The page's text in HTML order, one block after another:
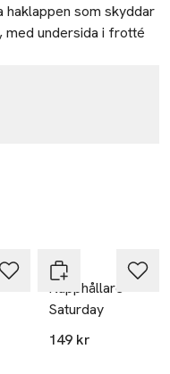
haklappen som skyddar
med undersida i frotté
Livly
Napphållare
Saturday
149 kr